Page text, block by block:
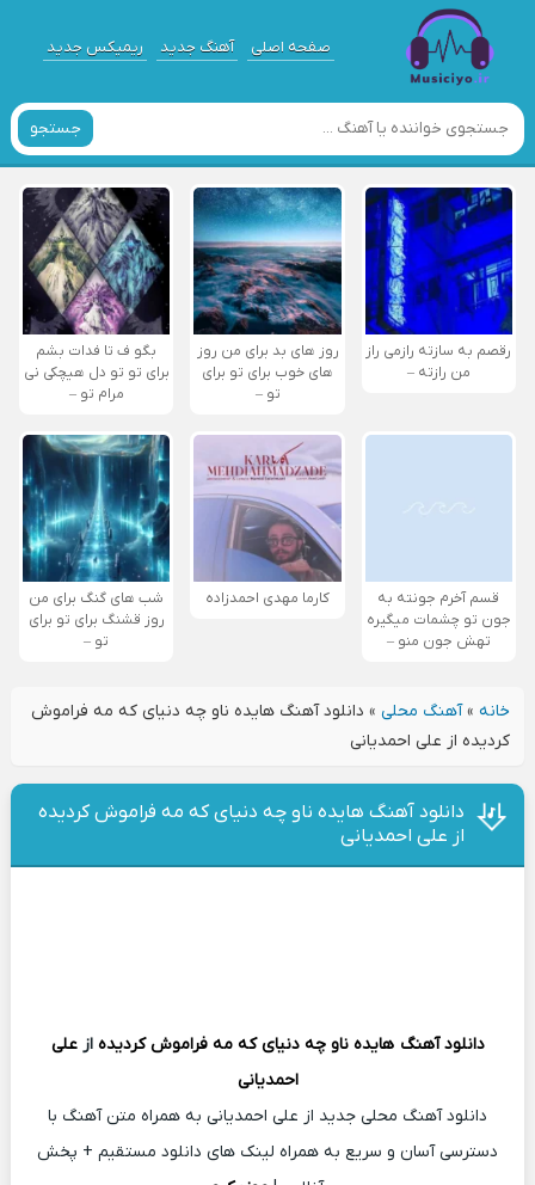
صفحه اصلی آهنگ جدید ریمیکس جدید
جستجو
رقصم به سازته رازمی راز
من رازته –
روز های بد برای من روز
های خوب برای تو برای
تو –
بگو ف تا فدات بشم
برای تو تو دل هیچکی نی
مرام تو –
قسم آخرم جونته به
جون تو چشمات میگیره
تهش جون منو –
کارما مهدی احمدزاده
شب های گنگ برای من
روز قشنگ برای تو برای
تو –
خانه»آهنگ محلی» دانلود آهنگ هایده ناو چه دنیای که مه فراموش
کردیده از علی احمدیانی
دانلود آهنگ هایده ناو چه دنیای که مه فراموش کردیده
از علی احمدیانی
دانلود آهنگ هایده ناو چه دنیای که مه فراموش کردیده ازعلی
احمدیانی
دانلود آهنگ محلی جدید از علی احمدیانی به همراه متن آهنگ با
دسترسی آسان و سریع به همراه لینک های دانلود مستقیم + پخش